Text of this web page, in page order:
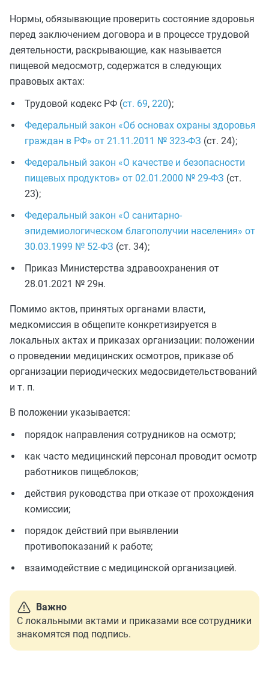
Нормы, обязывающие проверить состояние здоровья
перед заключением договора и в процессе трудовой
деятельности, раскрывающие, как называется
пищевой медосмотр, содержатся в следующих
правовых актах:
Трудовой кодекс РФ (ст. 69, 220);
Федеральный закон «Об основах охраны здоровья
граждан в РФ» от 21.11.2011 № 323-ФЗ (ст. 24);
Федеральный закон «О качестве и безопасности
пищевых продуктов» от 02.01.2000 № 29-ФЗ (ст.
23);
Федеральный закон «О санитарно-
эпидемиологическом благополучии населения» от
30.03.1999 № 52-ФЗ (ст. 34);
Приказ Министерства здравоохранения от
28.01.2021 № 29н.
Помимо актов, принятых органами власти,
медкомиссия в общепите конкретизируется в
локальных актах и приказах организации: положении
о проведении медицинских осмотров, приказе об
организации периодических медосвидетельствований
и т. п.
В положении указывается:
порядок направления сотрудников на осмотр;
как часто медицинский персонал проводит осмотр
работников пищеблоков;
действия руководства при отказе от прохождения
комиссии;
порядок действий при выявлении
противопоказаний к работе;
взаимодействие с медицинской организацией.
Важно
С локальными актами и приказами все сотрудники
знакомятся под подпись.